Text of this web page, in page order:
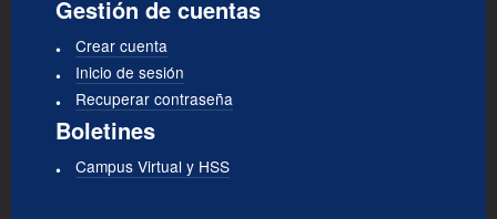
Gestión de cuentas
Crear cuenta
Inicio de sesión
Recuperar contraseña
Boletines
Campus Virtual y HSS